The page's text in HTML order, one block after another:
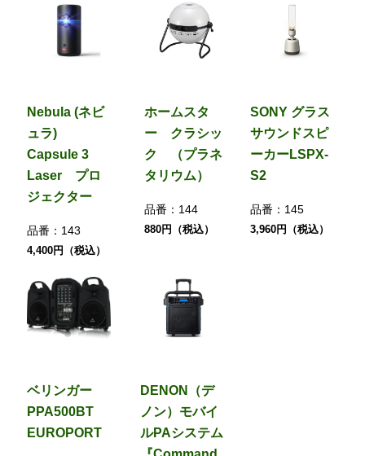
Nebula (ネビ
ュラ)
Capsule 3
Laser プロ
ジェクター
品番： 143
4,400円（税込）
ホームスタ
ー クラシッ
ク （プラネ
タリウム）
品番： 144
880円（税込）
SONY グラス
サウンドスピ
ーカーLSPX-
S2
品番： 145
3,960円（税込）
ベリンガー
PPA500BT
EUROPORT
DENON（デ
ノン）モバイ
ルPAシステム